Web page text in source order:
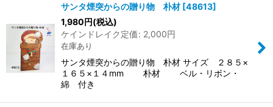
サンタ煙突からの贈り物 朴材 [48613]
1,980円(税込)
ケインドレイク定価: 2,000円
在庫あり
サンタ煙突からの贈り物 朴材 サイズ ２８５×
１６５×１４mm 朴材 ベル・リボン・
綿 付き